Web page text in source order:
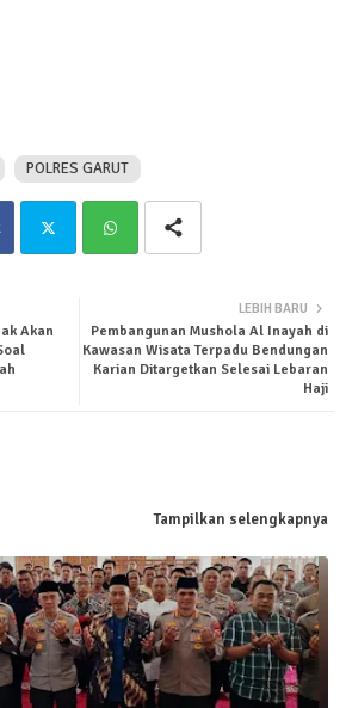
POLRES GARUT
ter tsa
LEBIH BARU
Pembangunan Mushola Al Inayah di
Kawasan Wisata Terpadu Bendungan
Karian Ditargetkan Selesai Lebaran
Haji
Akan
Tampilkan selengkapnya